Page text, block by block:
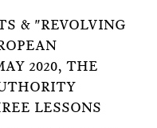
& "REVOLVING
2020, THE
LESSONS